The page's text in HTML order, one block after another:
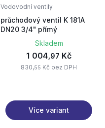
Vodovodní ventily
průchodový ventil K 181A
DN20 3/4" přímý
Skladem
1 004,97 Kč
830,55 Kč bez DPH
Více variant